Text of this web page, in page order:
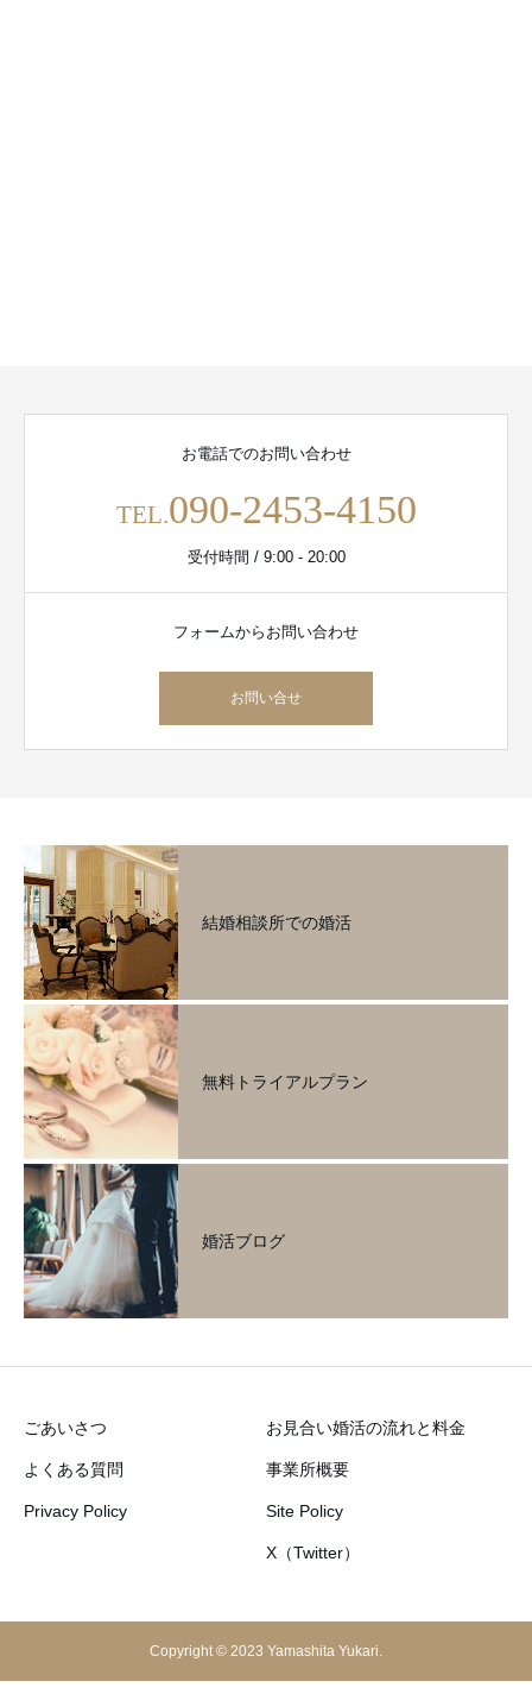
お電話でのお問い合わせ
TEL.090-2453-4150
受付時間 / 9:00 - 20:00
フォームからお問い合わせ
お問い合せ
結婚相談所での婚活
無料トライアルプラン
婚活ブログ
ごあいさつ お見合い婚活の流れと料金
よくある質問 事業所概要
Privacy Policy Site Policy
X（Twitter）
Copyright © 2023 Yamashita Yukari.